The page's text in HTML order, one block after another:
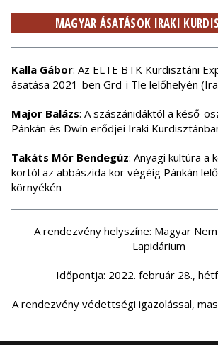
MAGYAR ÁSATÁSOK IRAKI
Kalla Gábor: Az ELTE BTK Kurdisztáni
ásatása 2021-ben Grd-i Tle lelőhelyén
Major Balázs: A szászánidáktól a késő-
Pánkán és Dwín erődjei Iraki
Takáts Mór Bendegúz: Anyagi kultúra a
kortól az abbászida kor végéig Pánkán
környékén
A rendezvény helyszíne: Magyar
Lapidárium
Időpontja: 2022. február 28.,
A rendezvény védettségi igazolással,